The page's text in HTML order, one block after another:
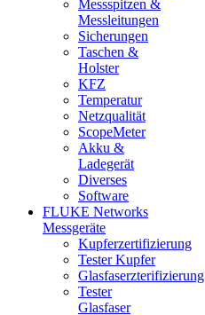
Messspitzen &
Messleitungen
Sicherungen
Taschen &
Holster
KFZ
Temperatur
Netzqualität
ScopeMeter
Akku &
Ladegerät
Diverses
Software
FLUKE Networks
Messgeräte
Kupferzertifizierung
Tester Kupfer
Glasfaserzterifizierung
Tester
Glasfaser